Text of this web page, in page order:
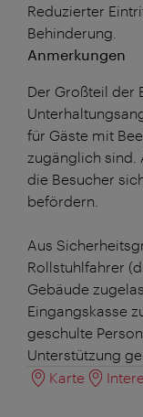
Reduzierter
Behinderung.
Anmerkungen
Der Großteil der
für Gäste mit
zugänglich sind.
die Besucher
befördern.
Aus
Rollstuhlfahrer
Gebäude
Eingangskasse
geschulte
Unterstützung
Karte